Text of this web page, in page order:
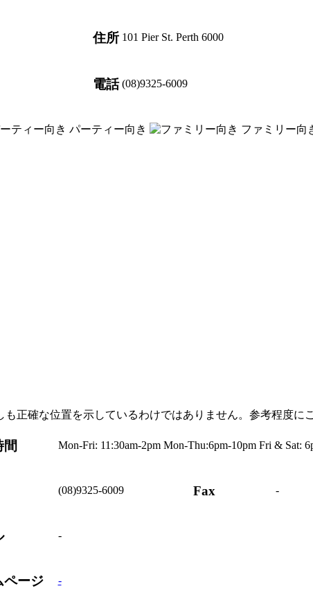
住所 101 Pier St. Perth 6000
電話 (08)9325-6009
パーティー向き ファミリー向
も正確な位置を示しているわけではありません。参考程度に
間 Mon-Fri: 11:30am-2pm Mon-Thu:6pm-10pm Fri & Sat:
(08)9325-6009 Fax -
-
ページ -